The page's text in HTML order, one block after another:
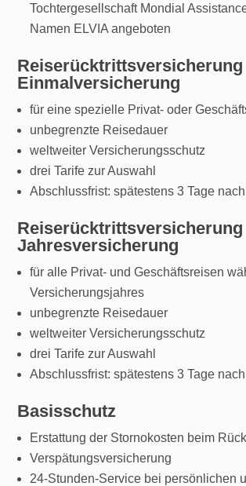
Tochtergesellschaft Mondial
Namen ELVIA angeboten
Reiserücktrittsversicherung
Einmalversicherung
für eine spezielle Privat- oder
unbegrenzte Reisedauer
weltweiter Versicherungsschutz
drei Tarife zur Auswahl
Abschlussfrist: spätestens 3 Tage
Reiserücktrittsversicherung
Jahresversicherung
für alle Privat- und Geschäftsreisen
Versicherungsjahres
unbegrenzte Reisedauer
weltweiter Versicherungsschutz
drei Tarife zur Auswahl
Abschlussfrist: spätestens 3 Tage
Basisschutz
Erstattung der Stornokosten beim
Verspätungsversicherung
24-Stunden-Service bei persönlichen